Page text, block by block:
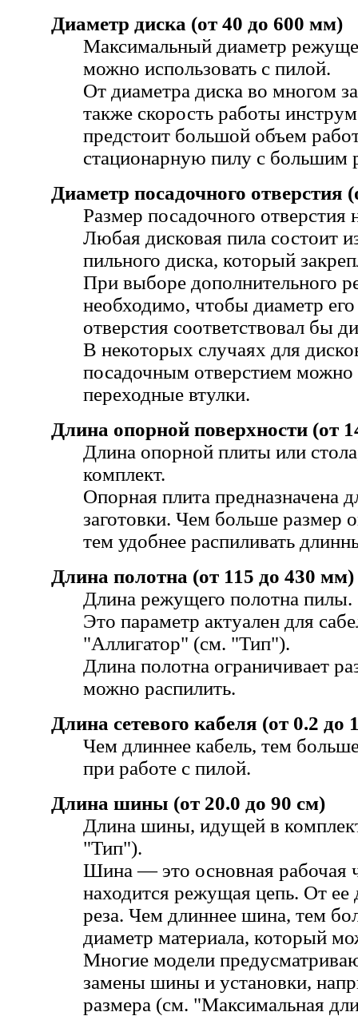
Диаметр диска (от 40 до 600 мм)
Максимальный диаметр
можно использовать с пилой.
От диаметра диска во многом
также скорость работы
предстоит большой объем
стационарную пилу с
Диаметр посадочного отверстия
Размер посадочного отверстия
Любая дисковая пила состоит
пильного диска, который
При выборе дополнительного
необходимо, чтобы диаметр
отверстия соответствовал бы
В некоторых случаях для
посадочным отверстием можно
переходные втулки.
Длина опорной поверхности (от
Длина опорной плиты или
комплект.
Опорная плита предназначена
заготовки. Чем больше размер
тем удобнее распиливать
Длина полотна (от 115 до 430 мм)
Длина режущего полотна пилы.
Это параметр актуален для
"Аллигатор" (см. "Тип").
Длина полотна ограничивает
можно распилить.
Длина сетевого кабеля (от 0.2 до
Чем длиннее кабель, тем
при работе с пилой.
Длина шины (от 20.0 до 90 см)
Длина шины, идущей в
"Тип").
Шина — это основная рабочая
находится режущая цепь. От ее
реза. Чем длиннее шина, тем
диаметр материала, который
Многие модели
замены шины и установки,
размера (см. "Максимальная